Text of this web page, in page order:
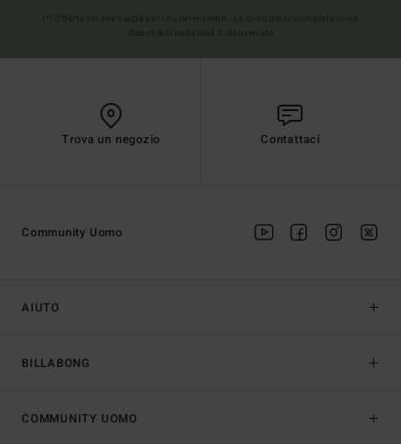
Trova un negozio Contattaci
AIUTO
BILLABONG
Community Uomo
COMMUNITY UOMO